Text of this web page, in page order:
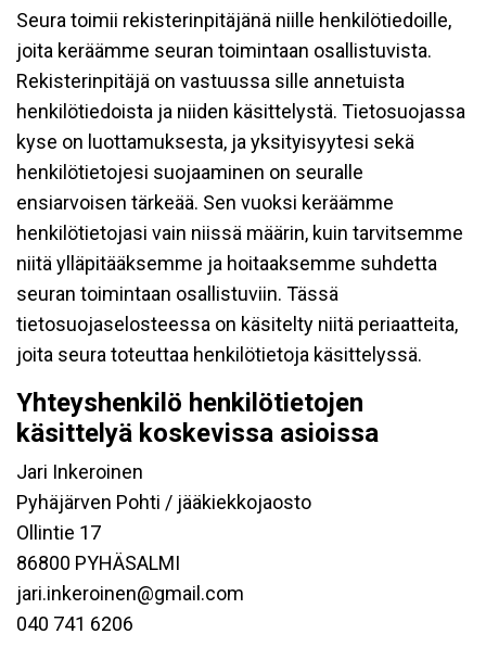
Seura toimii rekisterinpitäjänä niille henkilötiedoille,
joita keräämme seuran toimintaan osallistuvista.
Rekisterinpitäjä on vastuussa sille annetuista
henkilötiedoista ja niiden käsittelystä. Tietosuojassa
kyse on luottamuksesta, ja yksityisyytesi sekä
henkilötietojesi suojaaminen on seuralle
ensiarvoisen tärkeää. Sen vuoksi keräämme
henkilötietojasi vain niissä määrin, kuin tarvitsemme
niitä ylläpitääksemme ja hoitaaksemme suhdetta
seuran toimintaan osallistuviin. Tässä
tietosuojaselosteessa on käsitelty niitä periaatteita,
joita seura toteuttaa henkilötietoja käsittelyssä.
Yhteyshenkilö henkilötietojen
käsittelyä koskevissa asioissa
Jari Inkeroinen
Pyhäjärven Pohti / jääkiekkojaosto
Ollintie 17
86800 PYHÄSALMI
jari.inkeroinen@gmail.com
040 741 6206